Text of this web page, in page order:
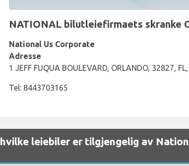
NATIONAL bilutleiefirmaets skranke
National Us Corporate
Adresse
1 JEFF FUQUA BOULEVARD, ORLANDO, 32827,
Tel: 8443703165
hvilke leiebiler er tilgjengelig av